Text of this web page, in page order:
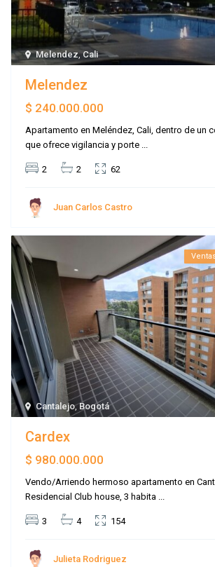
Melendez,Cali
Melendez
$ 240.000.000
Apartamento en Meléndez, Cali, dentro de un
que ofrece vigilancia y porte
2 2 62
Juan Carlos Castro
Cantalejo,Bogotá
Cardex
$ 980.000.000
Vendo/Arriendo hermoso apartamento en
Residencial Club house, 3 habita ...
3 4 154
Julieta Rodriguez